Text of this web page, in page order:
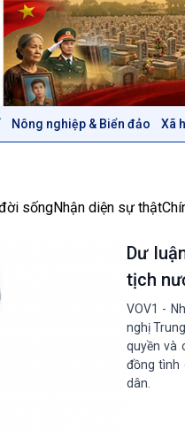
Nông nghiệp & Biển đảo Xã
Chính phủ
Quốc hội với
Đảng trong
Nhận diện
Pháp luật
nghệ
nghệ
đổi
Văn hoá &
Tin Văn hoá
sốngNhận diện sự thật
Dư
tịch
VOV1 -
nghị
quyền và
đồng tình
dân.